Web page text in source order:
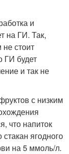
и
на ГИ. Так,
стоит
ГИ будет
и так не
с низким
что напиток
ягодного
на 5 ммоль/л.